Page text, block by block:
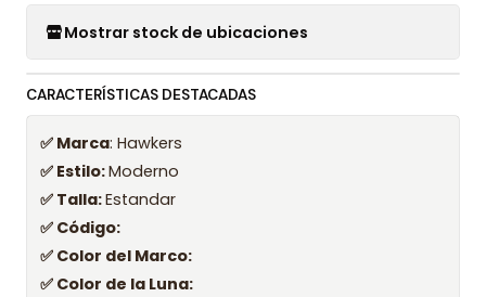
Mostrar stock de ubicaciones
CARACTERÍSTICAS DESTACADAS
✅ Marca: Hawkers
✅ Estilo:Moderno
✅ Talla:Estandar
✅ Código:
✅ Color del Marco:
✅ Color de la Luna: